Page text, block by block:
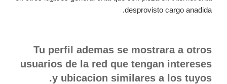
desprovisto cargo anadida.
Tu perfil ademas se mostrara a otros
usuarios de la red que tengan intereses
y ubicacion similares a los tuyos.